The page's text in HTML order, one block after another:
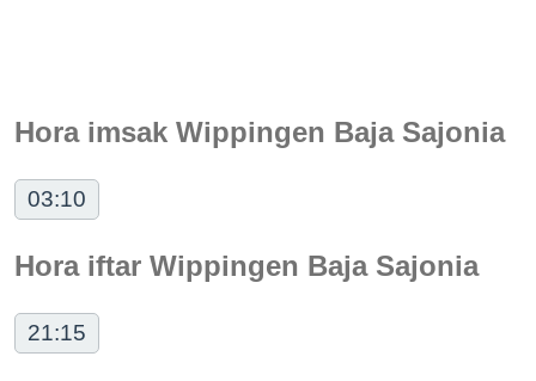
Hora imsak Wippingen Baja Sajonia
03:10
Hora iftar Wippingen Baja Sajonia
21:15